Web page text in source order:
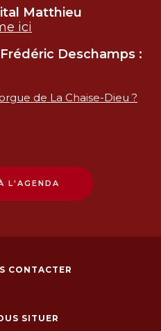
Matthieu
ici
Deschamps :
de La Chaise-Dieu ?
L'AGENDA
CONTACTER
SITUER